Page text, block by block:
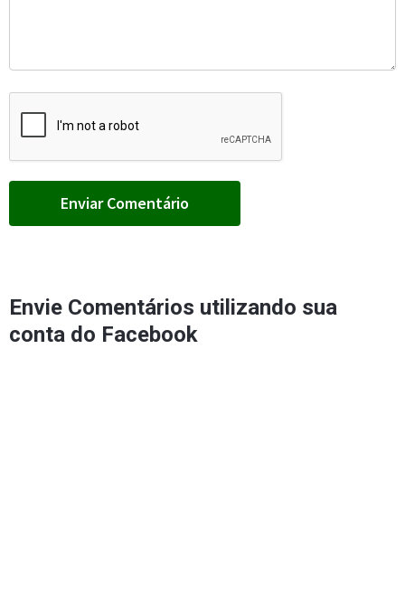
Envie Comentários utilizando sua
conta do Facebook